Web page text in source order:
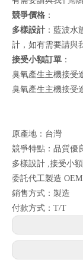
競爭價格 ：
多樣設計 ：藍波
計，如有需要請與
接受小額訂單 ：
臭氧產生主機接受
臭氧產生主機接受
原產地：台灣
競爭特點：品質優
多樣設計 ,接受小
委託代工製造 OEM
銷售方式：製造
付款方式：T/T